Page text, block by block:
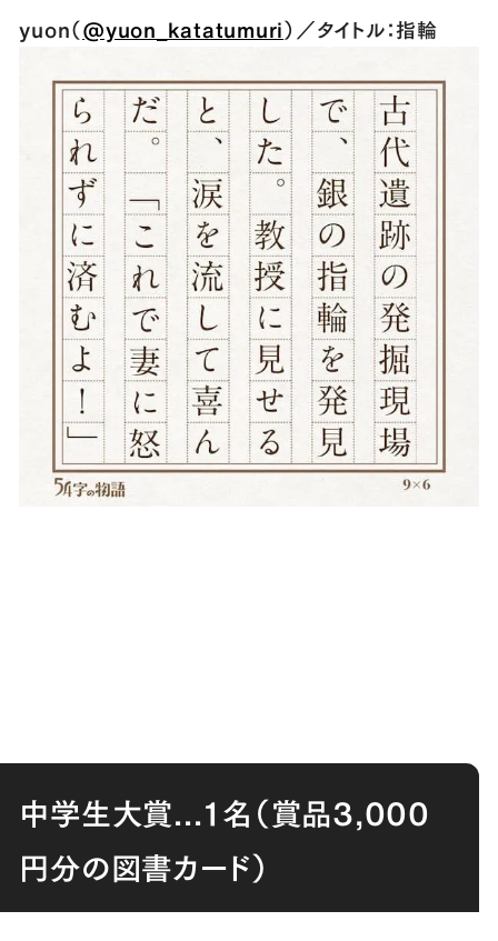
yuon（@yuon_katatumuri）／タイトル：指輪
中学生大賞...１名（賞品3,000
円分の図書カード）